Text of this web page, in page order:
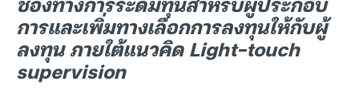
การและเพิ่มทางเลือกการลงทุนให้กับผู้
ลงทุน ภายใต้แนวคิด Light-touch
supervision